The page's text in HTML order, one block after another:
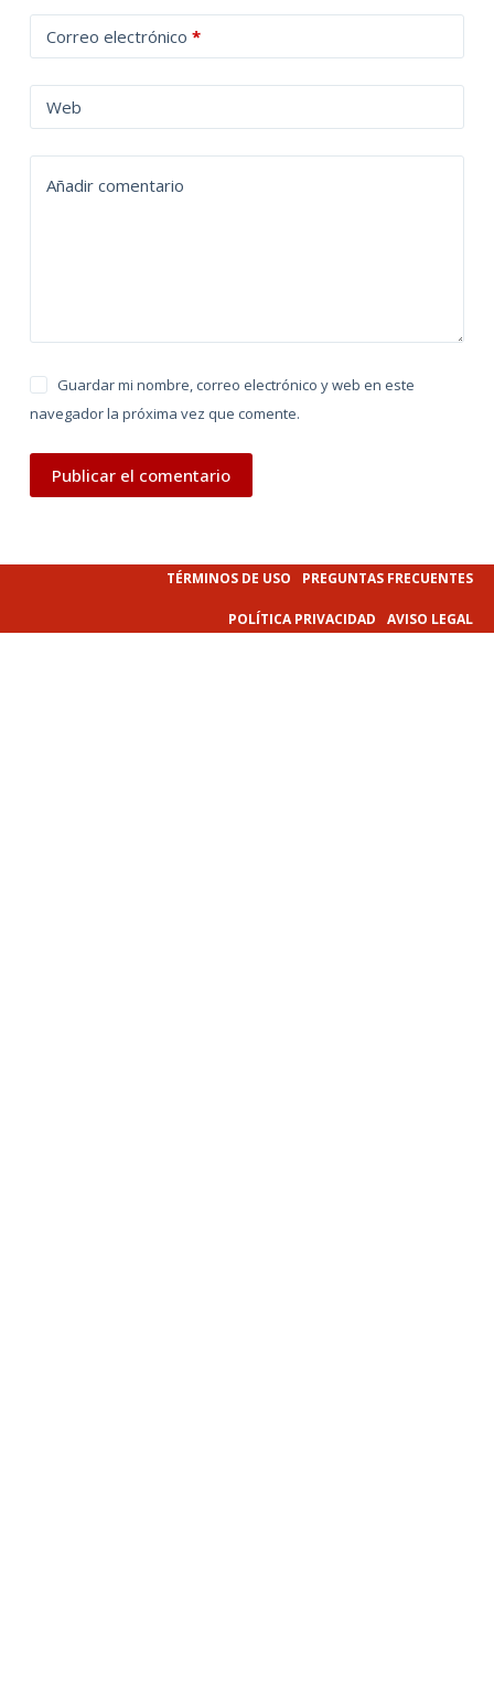
Correo electrónico *
Web
Añadir comentario
Guardar mi nombre, correo electrónico y web en este
navegador la próxima vez que comente.
Publicar el comentario
t
a
t
TÉRMINOS DE USO PREGUNTAS FRECUENTES
POLÍTICA PRIVACIDAD AVISO LEGAL